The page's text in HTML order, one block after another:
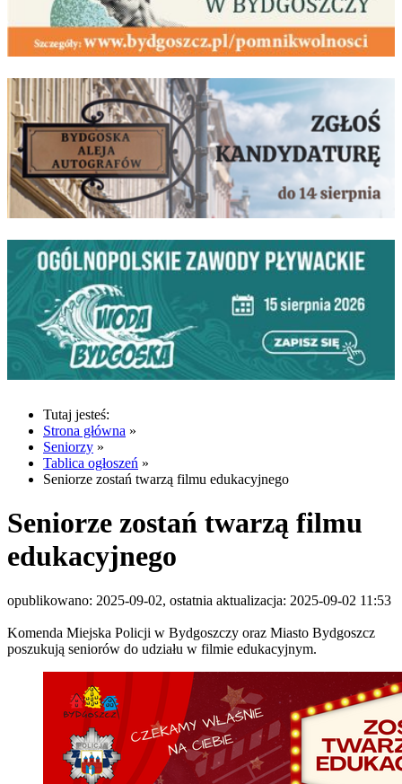
Tutaj jesteś:
Strona główna »
Seniorzy »
Tablica ogłoszeń »
Seniorze zostań twarzą filmu edukacyjnego
Seniorze zostań twarzą filmu
edukacyjnego
opublikowano: 2025-09-02, ostatnia aktualizacja: 2025-09-02 11:53
Komenda Miejska Policji w Bydgoszczy oraz Miasto Bydgoszcz
poszukują seniorów do udziału w filmie edukacyjnym.